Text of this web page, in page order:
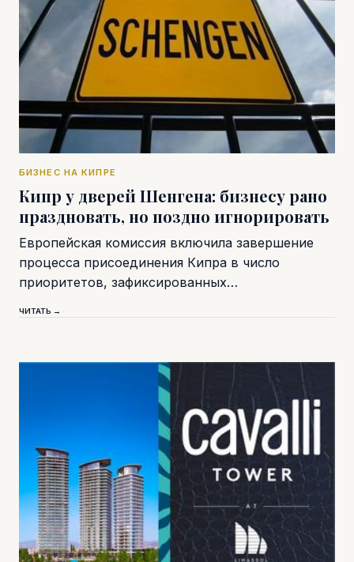
БИЗНЕС НА КИПРЕ
Кипр у дверей Шенгена: бизнесу рано
праздновать, но поздно игнорировать
Европейская комиссия включила завершение
процесса присоединения Кипра в число
приоритетов, зафиксированных…
ЧИТАТЬ →